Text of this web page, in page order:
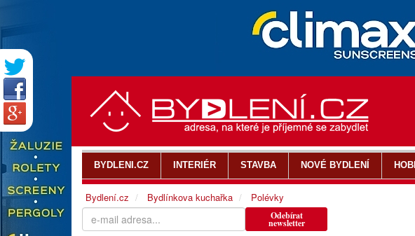
Odebírat
newsletter
BYDLENI.CZ INTERIÉR STAVBA NOVÉ BYDLENÍ
Bydlení.cz Bydlínkova kuchařka Polévky